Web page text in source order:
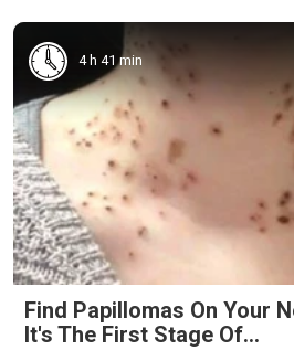
4 h 41 min
Find Papillomas On Your
It's The First Stage Of...